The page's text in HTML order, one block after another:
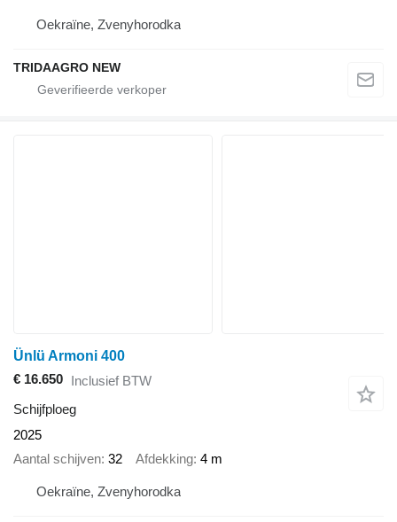
Oekraïne, Zvenyhorodka
TRIDAAGRO NEW
Ünlü Armoni 400
€ 16.650 Inclusief BTW
Schijfploeg
2025
Aantal schijven 32 Afdekking 4 m
Oekraïne, Zvenyhorodka